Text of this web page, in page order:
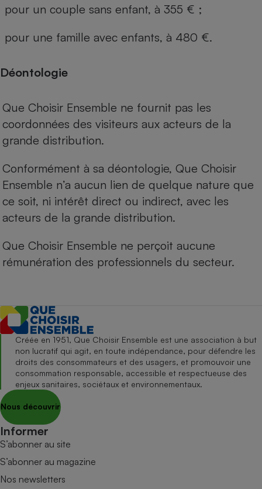
pour un couple sans enfant, à 355 € ;
pour une famille avec enfants, à 480 €.
Déontologie
Que Choisir Ensemble ne fournit pas les
coordonnées des visiteurs aux acteurs de la
grande distribution.
Conformément à sa déontologie, Que Choisir
Ensemble n’a aucun lien de quelque nature que
ce soit, ni intérêt direct ou indirect, avec les
acteurs de la grande distribution.
Que Choisir Ensemble ne perçoit aucune
rémunération des professionnels du secteur.
Créée en 1951, Que Choisir Ensemble est une association à but
non lucratif qui agit, en toute indépendance, pour défendre les
droits des consommateurs et des usagers, et promouvoir une
consommation responsable, accessible et respectueuse des
enjeux sanitaires, sociétaux et environnementaux.
Nous découvrir
Informer
S’abonner au site
S’abonner au magazine
Nos newsletters